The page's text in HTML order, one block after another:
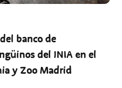
banco de
del INIA en el
y Zoo Madrid